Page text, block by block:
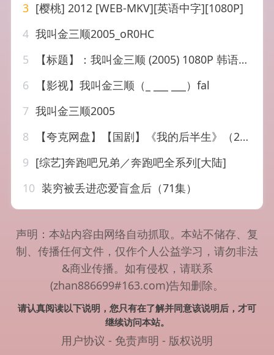
3 [樱桃] 2012 [WEB-MKV][英语中字][1080P]
4 我叫金三顺2005_oR0HC
5
【标题】：我叫金三顺 (2005) 1080P 韩语中字 16集全
6
【影视】我叫金三顺（_ ___ ___）fal
7 我叫金三顺2005
8
【夸克网盘】【国剧】《我的后半生》（2025）剧情 / 爱情
9 [综艺]奔跑吧兄弟／奔跑吧全系列[大陆]
10 装穷被丢进恋爱盲盒后（71集）
声明：本站内容由网络自动抓取。本站不储存、复
制、传播任何文件，仅作个人公益学习，请勿非法
&商业传播。如有侵权，请联系
(zhan886699#163.com)告知删除。
请认真阅读以下说明，您只有在了解并同意该说明后，才可
继续访问本站。
用户协议 - 免责声明 - 版权说明